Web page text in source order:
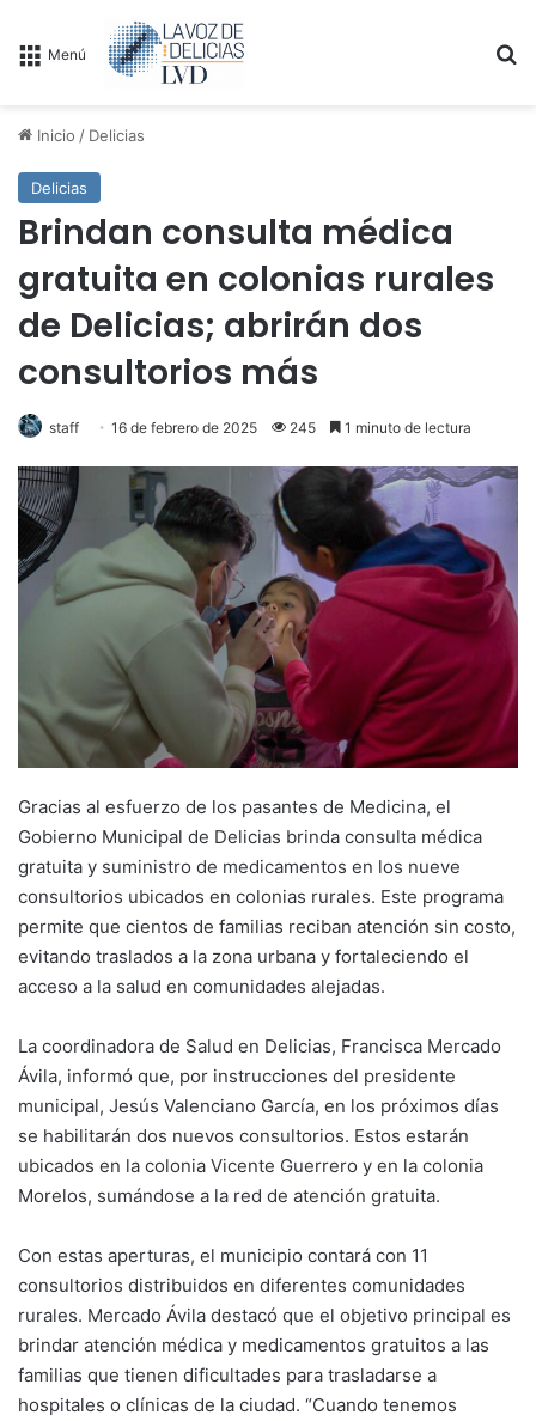
Menú
Inicio / Delicias
Delicias
Brindan consulta médica
gratuita en colonias rurales
de Delicias; abrirán dos
consultorios más
staff 16 de febrero de 2025 245 1 minuto de lectura
Gracias al esfuerzo de los pasantes de Medicina, el
Gobierno Municipal de Delicias brinda consulta médica
gratuita y suministro de medicamentos en los nueve
consultorios ubicados en colonias rurales. Este programa
permite que cientos de familias reciban atención sin costo,
evitando traslados a la zona urbana y fortaleciendo el
acceso a la salud en comunidades alejadas.
La coordinadora de Salud en Delicias, Francisca Mercado
Ávila, informó que, por instrucciones del presidente
municipal, Jesús Valenciano García, en los próximos días
se habilitarán dos nuevos consultorios. Estos estarán
ubicados en la colonia Vicente Guerrero y en la colonia
Morelos, sumándose a la red de atención gratuita.
Con estas aperturas, el municipio contará con 11
consultorios distribuidos en diferentes comunidades
rurales. Mercado Ávila destacó que el objetivo principal es
brindar atención médica y medicamentos gratuitos a las
familias que tienen dificultades para trasladarse a
hospitales o clínicas de la ciudad. “Cuando tenemos